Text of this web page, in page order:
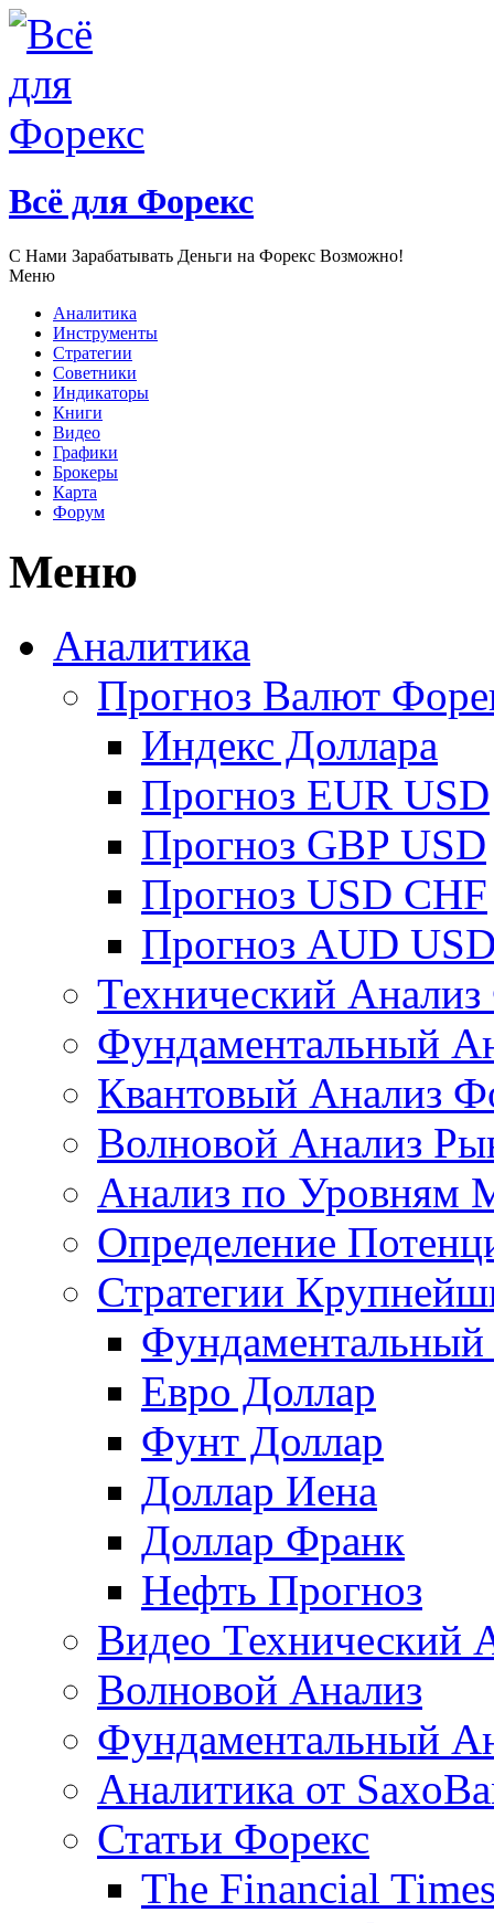
Всё для Форекс
С Нами Зарабатывать Деньги нa Форекс Возможно!
Меню
Аналитика
Инструменты
Стратегии
Советники
Индикаторы
Книги
Видео
Графики
Брокеры
Карта
Форум
Меню
Аналитика
Прогноз Валют
Индекс Доллара
Прогноз EUR USD
Прогноз GBP USD
Прогноз USD CHF
Прогноз AUD
Технический
Фундаментальный
Квантовый Анализ
Волновой Анализ
Анализ по Уровням
Определение
Стратегии
Евро Доллар
Фунт Доллар
Доллар Иена
Доллар Франк
Нефть Прогноз
Видео Технический
Волновой Анализ
Фундаментальный
Аналитика от
Статьи Форекс
The Financial